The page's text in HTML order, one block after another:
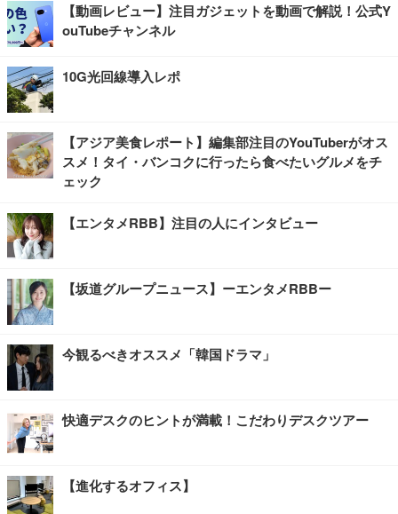
【動画レビュー】注目ガジェットを動画で解説！公式Y
ouTubeチャンネル
10G光回線導入レポ
【アジア美食レポート】編集部注目のYouTuberがオス
スメ！タイ・バンコクに行ったら食べたいグルメをチ
ェック
【エンタメRBB】注目の人にインタビュー
【坂道グループニュース】ーエンタメRBBー
今観るべきオススメ「韓国ドラマ」
快適デスクのヒントが満載！こだわりデスクツアー
【進化するオフィス】